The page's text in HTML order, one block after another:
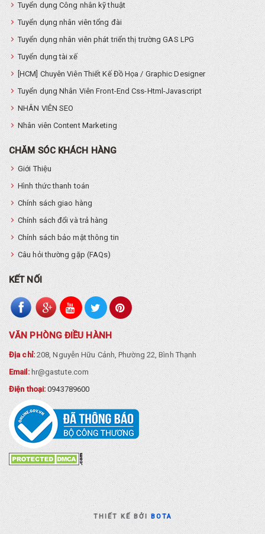
Tuyển dụng Công nhân kỹ thuật
Tuyển dụng nhân viên tổng đài
Tuyển dụng nhân viên phát triển thị trường GAS LPG
Tuyển dụng tài xế
[HCM] Chuyên Viên Thiết Kế Đồ Họa / Graphic Designer
Tuyển dụng Nhân Viên Front-End Css-Html-Javascript
NHÂN VIÊN SEO
Nhân viên Content Marketing
CHĂM SÓC KHÁCH HÀNG
Giới Thiệu
Hình thức thanh toán
Chính sách giao hàng
Chính sách đổi và trả hàng
Chính sách bảo mật thông tin
Câu hỏi thường gặp (FAQs)
KẾT NỐI
VĂN PHÒNG ĐIỀU HÀNH
Địa chỉ:208, Nguyễn Hữu Cảnh, Phường 22, Bình Thạnh
Email:hr@gastute.com
Điện thoại:0943789600
THIẾT KẾ BỞIBOTA